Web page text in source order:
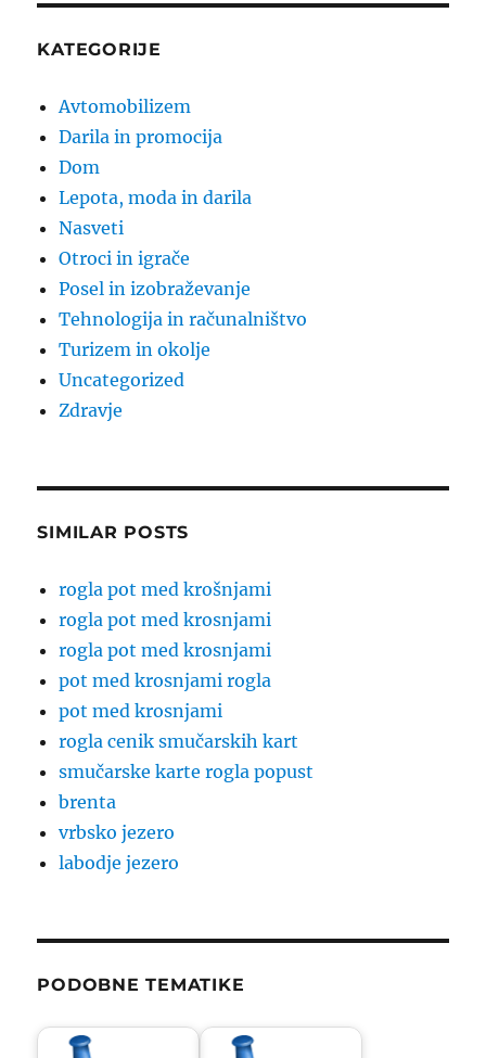
KATEGORIJE
Avtomobilizem
Darila in promocija
Dom
Lepota, moda in darila
Nasveti
Otroci in igrače
Posel in izobraževanje
Tehnologija in računalništvo
Turizem in okolje
Uncategorized
Zdravje
SIMILAR POSTS
rogla pot med krošnjami
rogla pot med krosnjami
rogla pot med krosnjami
pot med krosnjami rogla
pot med krosnjami
rogla cenik smučarskih kart
smučarske karte rogla popust
brenta
vrbsko jezero
labodje jezero
PODOBNE TEMATIKE